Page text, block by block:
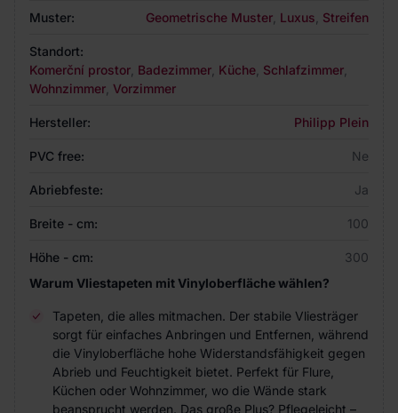
Muster: Geometrische Muster Luxus Streifen
Standort:
Komerční prostor Badezimmer Küche Schlafzimmer
Wohnzimmer Vorzimmer
Hersteller: Philipp Plein
PVC free: Ne
Abriebfeste: Ja
Breite - cm: 100
Höhe - cm:
300
Warum Vliestapeten mit Vinyloberfläche wählen?
Tapeten, die alles mitmachen. Der stabile Vliesträger
sorgt für einfaches Anbringen und Entfernen, während
die Vinyloberfläche hohe Widerstandsfähigkeit gegen
Abrieb und Feuchtigkeit bietet. Perfekt für Flure,
Küchen oder Wohnzimmer, wo die Wände stark
beansprucht werden. Das große Plus? Pflegeleicht –